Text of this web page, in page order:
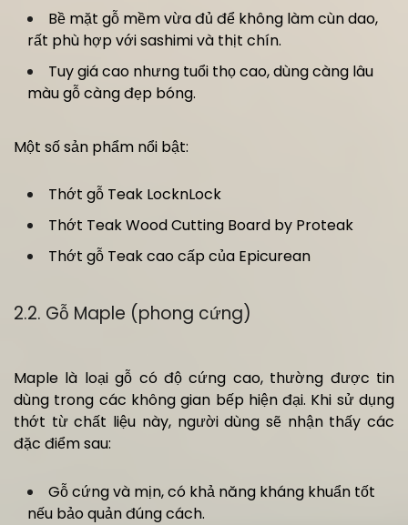
Bề mặt gỗ mềm vừa đủ để không làm cùn dao,
rất phù hợp với sashimi và thịt chín.
Tuy giá cao nhưng tuổi thọ cao, dùng càng lâu
màu gỗ càng đẹp bóng.
Một số sản phẩm nổi bật:
Thớt gỗ Teak LocknLock
Thớt Teak Wood Cutting Board by Proteak
Thớt gỗ Teak cao cấp của Epicurean
2.2. Gỗ Maple (phong cứng)
Maple là loại gỗ có độ cứng cao, thường được tin
dùng trong các không gian bếp hiện đại. Khi sử dụng
thớt từ chất liệu này, người dùng sẽ nhận thấy các
đặc điểm sau:
Gỗ cứng và mịn, có khả năng kháng khuẩn tốt
nếu bảo quản đúng cách.